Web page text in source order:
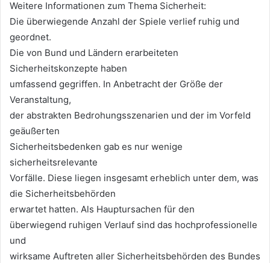
Weitere Informationen zum Thema Sicherheit:
Die überwiegende Anzahl der Spiele verlief ruhig und
geordnet.
Die von Bund und Ländern erarbeiteten
Sicherheitskonzepte haben
umfassend gegriffen. In Anbetracht der Größe der
Veranstaltung,
der abstrakten Bedrohungsszenarien und der im Vorfeld
geäußerten
Sicherheitsbedenken gab es nur wenige
sicherheitsrelevante
Vorfälle. Diese liegen insgesamt erheblich unter dem, was
die Sicherheitsbehörden
erwartet hatten. Als Hauptursachen für den
überwiegend ruhigen Verlauf sind das hochprofessionelle
und
wirksame Auftreten aller Sicherheitsbehörden des Bundes